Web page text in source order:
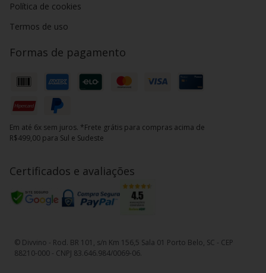
Política de cookies
Termos de uso
Formas de pagamento
Em até 6x sem juros. *Frete grátis para compras acima de
R$499,00 para Sul e Sudeste
Certificados e avaliações
© Divvino - Rod. BR 101, s/n Km 156,5 Sala 01 Porto Belo, SC - CEP
88210-000 - CNPJ 83.646.984/0069-06.